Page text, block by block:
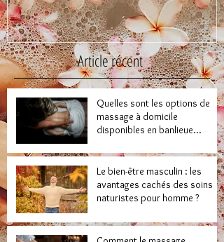
Article récent
Quelles sont les options de
massage à domicile
disponibles en banlieue
Le bien-être masculin : les
avantages cachés des soins
naturistes pour homme ?